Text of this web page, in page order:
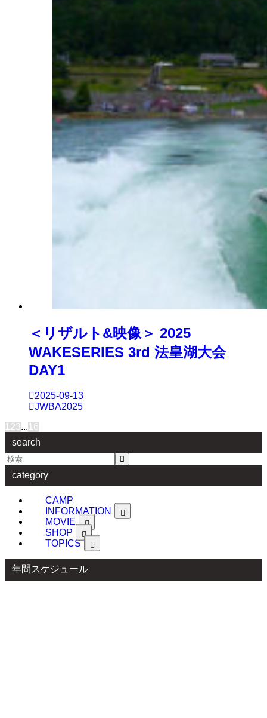
＜リザルト&映像＞ 2025
WAKESERIES 3rd 法皇湖大会
DAY1
2025-09-13
JWBA2025
1 23...16
search
category
CAMP
INFORMATION
MOVIE
SHOP
TOPICS
年間スケジュール